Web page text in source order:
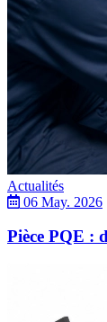
Actualités
06 May. 2026
Pièce PQE :